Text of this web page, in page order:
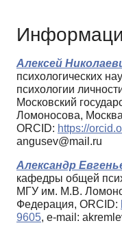
Алексей
психологических
психологии
Московский
Ломоносова,
ORCID: https://
angusev@mail.ru
Александр
кафедры общей
МГУ им. М.В.
Федерация, ORCID:
9605, e-mail: